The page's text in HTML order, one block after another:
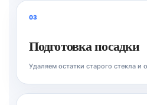
03
Подготовка посадки
Удаляем остатки старого стекла и